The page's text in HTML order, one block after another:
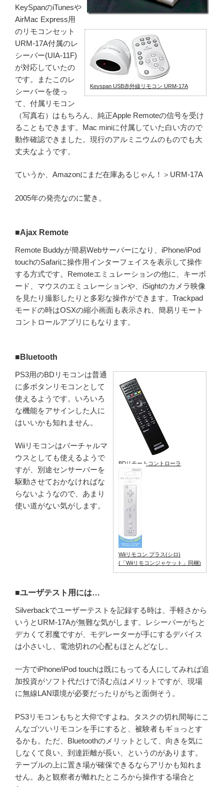
Keyspan USB赤外線リモコン URM-17A
KeySpanのiTunesや
AirMac Express用
のリモコンセット
URM-17A付属のレ
シーバー(UIA-11F)
が対応していたの
です。またこのレ
シーバーを使っ
て、付属リモコン
（写真右）はもちろん、純正Apple Remoteの信号を受け
ることもできます。Mac miniに付属していた白い方ので
動作確認できました。現行のアルミニウムのものでも大
丈夫なようです。
ていうか、Amazonにまだ在庫あるじゃん！＞URM-17A
2005年の発売なのに驚き。
■Ajax Remote
Remote Buddyが簡易Webサーバーになり、iPhone/iPod
touchのSafariに操作用インターフェイスを表示して操作
する方式です。Remoteエミュレーションの他に、キーボ
ード、マウスのエミュレーションや、iSightのカメラ映像
を見たり撮影したりと多彩な操作ができます。Trackpad
モードの時はOSXの縮小画面も表示され、簡易リモート
コントロールアプリにもなります。
■Bluetooth
BDリモートコントローラ
Wiiリモコン プラス(シロ)
(「Wiiリモコンジャケット」同梱)
PS3用のBDリモコンは普通
に多ボタンリモコンとして
使えるようです。いろいろ
な機能をアサインした人に
はいいかも知れません。
Wiiリモコンはバーチャルマ
ウスとしても使えるようで
すが、別途センサーバーを
駆動させておかなければな
らないようなので、あまり
使い道がない気がします。
■ユーザテスト用には…
Silverbackでユーザーテストを記録する時は、手軽さから
いうとURM-17Aが無難な気がします。レシーバーがちと
デカくて邪魔ですが、モデレーターが手にするデバイス
は小さいし、電池切れの心配もほとんどなし。
一方でiPhone/iPod touchは既にもってる人にしてみれば追
加投資がソフト代だけで済む点はメリットですが、現場
に無線LAN環境が必要だったりがちと面倒そう。
PS3リモコンもちと大仰ですよね。タスクの切れ間毎にこ
んなゴツいリモコンを手にすると、被験者もギョっとす
るかも。ただ、Bluetoothのメリットとして、向きを気に
しなくて良い、到達距離が長い、というのがあります。
テーブルの上に置き場が確保できるならアリかも知れま
せん。あと観察者が離れたところから操作する場合と